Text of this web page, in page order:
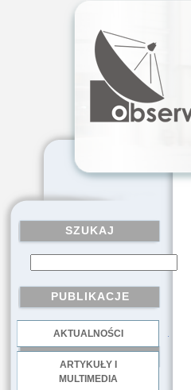
SZUKAJ
PUBLIKACJE
AKTUALNOŚCI
ARTYKUŁY I
MULTIMEDIA